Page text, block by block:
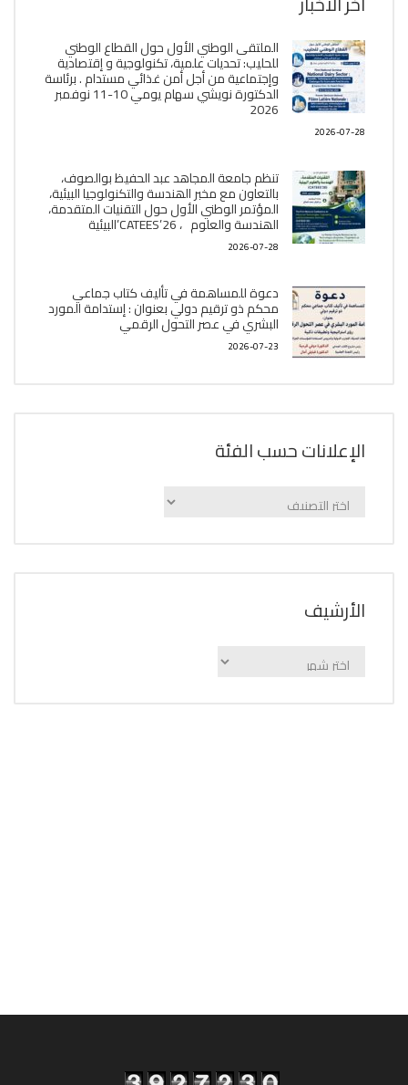
الملتقى الوطني الأول حول القطاع الوطني
للحليب: تحديات علمية، تكنولوجية و إقتصادية
وإجتماعية من أجل أمن غذائي مستدام . برئاسة
الدكتورة نويشي سهام يومي 10-11 نوفمبر
2026
2026-07-28
تنظم جامعة المجاهد عبد الحفيظ بوالصوف،
بالتعاون مع مخبر الھندسة والتكنولوجيا البیئیة،
المؤتمر الوطني الأول حول التقنيات المتقدمة،
الھندسة والعلوم ، CATEES’26’البیئية
2026-07-28
دعوة للمساهمة في تأليف كتاب جماعي
محكم ذو ترقيم دولي بعنوان : إستدامة المورد
البشري في عصر التحول الرقمي
2026-07-23
الإعلانات حسب الفئة
الإعلانات
اﻷرشيف
اﻷرشيف